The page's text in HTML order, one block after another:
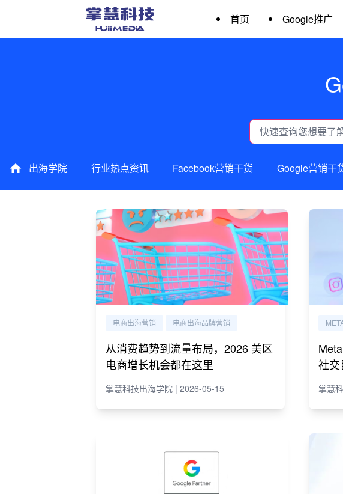
首页 Google推广
出海学院 行业热点资讯 Facebook营销干货 Google营销干
电商出海营销 电商出海品牌营销
从消费趋势到流量布局，2026 美区
电商增长机会都在这里
掌慧科技出海学院 | 2026-05-15
社交
掌慧